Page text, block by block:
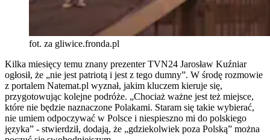
fot. za gliwice.fronda.pl
Kilka miesięcy temu znany prezenter TVN24 Jarosław Kuźniar
ogłosił, że „nie jest patriotą i jest z tego dumny”. W środę rozmowie
z portalem Natemat.pl wyznał, jakim kluczem kieruje się,
przygotowując kolejne podróże. „Chociaż ważne jest też miejsce,
które nie będzie naznaczone Polakami. Staram się takie wybierać,
nie umiem odpoczywać w Polsce i niespieszno mi do polskiego
języka” - stwierdził, dodają, że „gdziekolwiek poza Polską” można